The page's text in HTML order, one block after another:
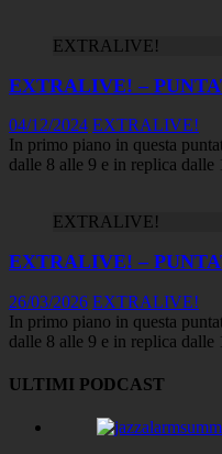
EXTRALIVE!
EXTRALIVE! –
04/12/2024 EXTRALIVE!
In primo piano in questa
dalle 8 alle 9 e in replica dalle
EXTRALIVE!
EXTRALIVE! –
26/03/2026 EXTRALIVE!
In primo piano in questa
dalle 8 alle 9 e in replica dalle
ULTIMI PODCAST